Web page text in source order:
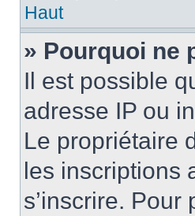
Haut
» Pourquoi ne
Il est possible
adresse IP ou
Le propriétaire
les inscriptions
s’inscrire. Pour